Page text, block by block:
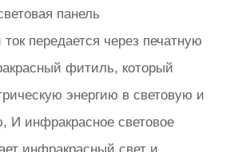
панель
передается через печатную
фитиль, который
энергию в световую и
И инфракрасное световое